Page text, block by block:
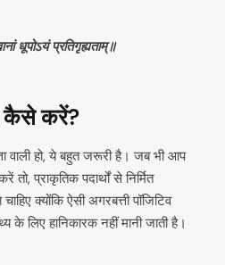
धूपोऽयं प्रतिगृह्यताम्॥
कैसे करें?
वाली हो, ये बहुत जरूरी है। जब भी आप
प्राकृतिक पदार्थों से निर्मित
क्योंकि ऐसी अगरबत्ती पॉजिटिव
के लिए हानिकारक नहीं मानी जाती है।